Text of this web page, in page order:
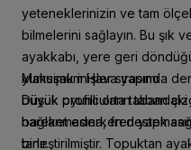
yeteneklerinizin ve tam
bilmelerini sağlayın. Bu şık
ayakkabı, yere geri
yumuşak inişler sırasında
büyük oyuncuların taban
bağlanmasına, fren
tanır.
Maksimum Hava yapımı
Düşük profilli orta tabandaki
hareket ederken destek
birleştirilmiştir. Topuktan